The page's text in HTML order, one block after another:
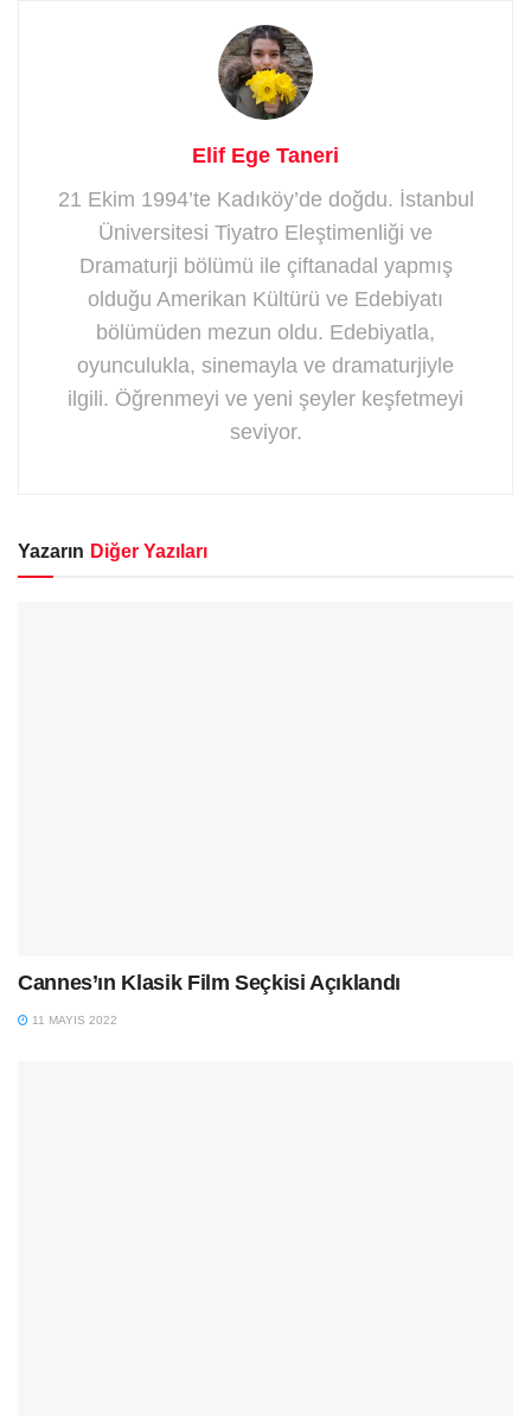
Elif Ege Taneri
21 Ekim 1994’te Kadıköy’de doğdu. İstanbul
Üniversitesi Tiyatro Eleştimenliği ve
Dramaturji bölümü ile çiftanadal yapmış
olduğu Amerikan Kültürü ve Edebiyatı
bölümüden mezun oldu. Edebiyatla,
oyunculukla, sinemayla ve dramaturjiyle
ilgili. Öğrenmeyi ve yeni şeyler keşfetmeyi
seviyor.
Yazarın Diğer Yazıları
Cannes’ın Klasik Film Seçkisi Açıklandı
11 MAYIS 2022